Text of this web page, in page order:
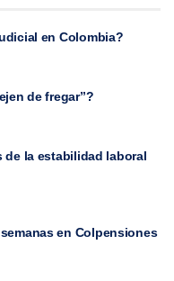
en Colombia?
de fregar”?
de la estabilidad laboral
en Colpensiones